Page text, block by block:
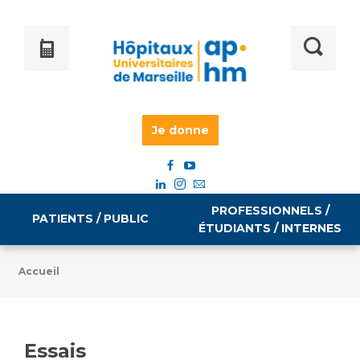
Je donne
PATIENTS / PUBLIC
PROFESSIONNELS /
ÉTUDIANTS / INTERNES
Emploi / formation
Accueil
Essais